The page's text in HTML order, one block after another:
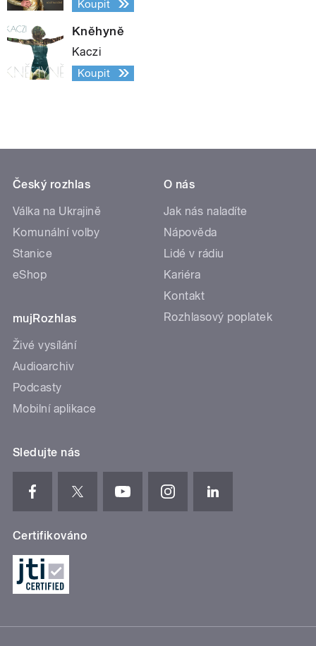
Koupit
Kněhyně
Kaczi
Koupit
Český rozhlas
Válka na Ukrajině
Komunální volby
Stanice
eShop
mujRozhlas
Živé vysílání
Audioarchiv
Podcasty
Mobilní aplikace
O nás
Jak nás naladíte
Nápověda
Lidé v rádiu
Kariéra
Kontakt
Rozhlasový poplatek
Sledujte nás
Certifikováno